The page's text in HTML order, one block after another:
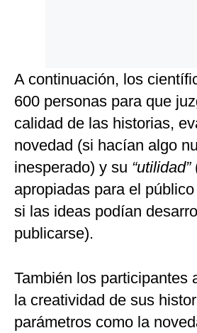
A continuación, los
600 personas para que
calidad de las historias,
novedad (si hacían algo
inesperado) y su “utilidad”
apropiadas para el
si las ideas podían
publicarse).
También los participantes
la creatividad de sus
parámetros como la